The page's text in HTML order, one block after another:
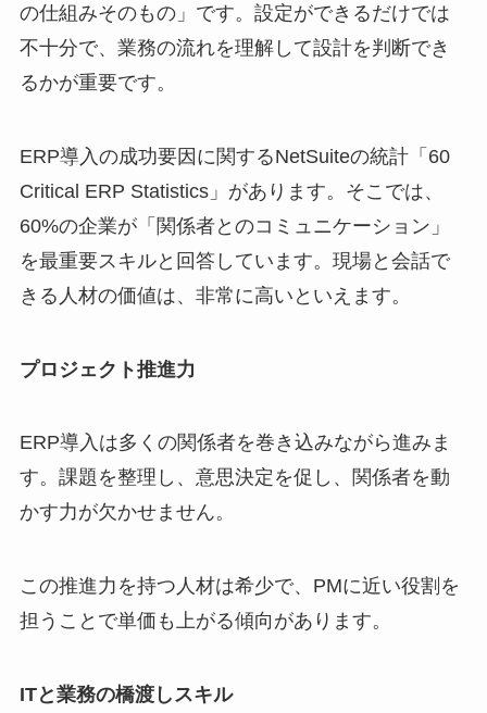
の仕組みそのもの」です。設定ができるだけでは
不十分で、業務の流れを理解して設計を判断でき
るかが重要です。
ERP導入の成功要因に関するNetSuiteの統計「60
Critical ERP Statistics」があります。そこでは、
60%の企業が「関係者とのコミュニケーション」
を最重要スキルと回答しています。現場と会話で
きる人材の価値は、非常に高いといえます。
プロジェクト推進力
ERP導入は多くの関係者を巻き込みながら進みま
す。課題を整理し、意思決定を促し、関係者を動
かす力が欠かせません。
この推進力を持つ人材は希少で、PMに近い役割を
担うことで単価も上がる傾向があります。
ITと業務の橋渡しスキル